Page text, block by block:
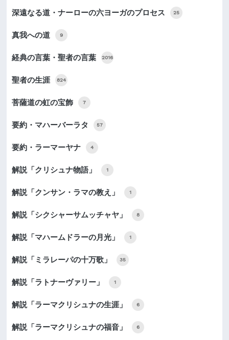
深遠なる道・ナーローの六ヨーガのプロセス 25
真我への道 9
経典の言葉・聖者の言葉 2016
聖者の生涯 824
菩薩道の虹の宝飾 7
要約・マハーバーラタ 57
要約・ラーマーヤナ 4
解説「クリシュナ物語」 1
解説「クンサン・ラマの教え」 1
解説「シクシャーサムッチャヤ」 8
解説「マハームドラーの月光」 1
解説「ミラレーパの十万歌」 35
解説「ラトナーヴァリー」 1
解説「ラーマクリシュナの生涯」 6
解説「ラーマクリシュナの福音」 6